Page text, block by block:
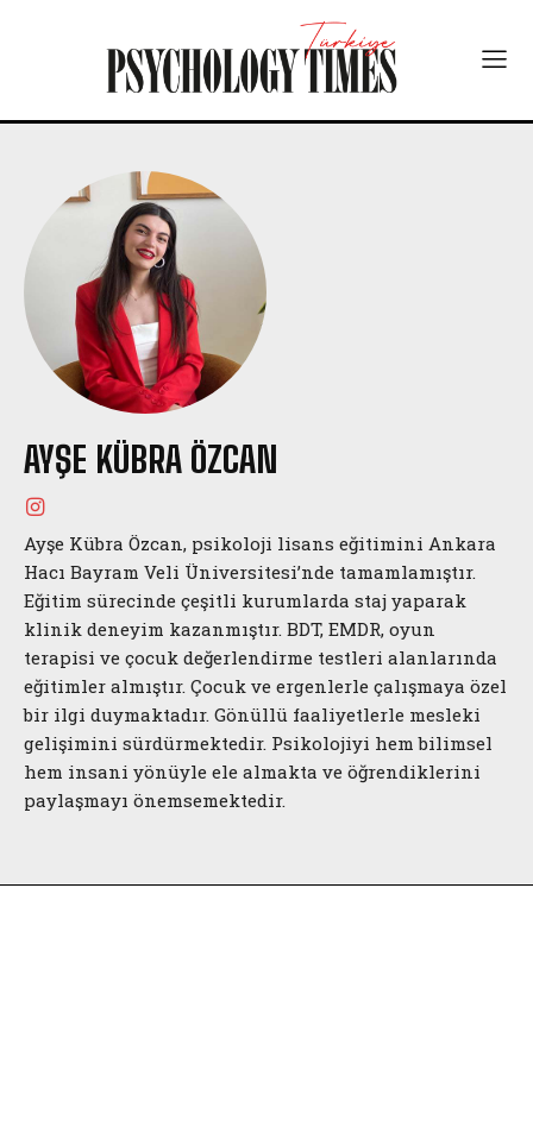
AYŞE KÜBRA ÖZCAN
Ayşe Kübra Özcan, psikoloji lisans eğitimini Ankara
Hacı Bayram Veli Üniversitesi’nde tamamlamıştır.
Eğitim sürecinde çeşitli kurumlarda staj yaparak
klinik deneyim kazanmıştır. BDT, EMDR, oyun
terapisi ve çocuk değerlendirme testleri alanlarında
eğitimler almıştır. Çocuk ve ergenlerle çalışmaya özel
bir ilgi duymaktadır. Gönüllü faaliyetlerle mesleki
gelişimini sürdürmektedir. Psikolojiyi hem bilimsel
hem insani yönüyle ele almakta ve öğrendiklerini
paylaşmayı önemsemektedir.